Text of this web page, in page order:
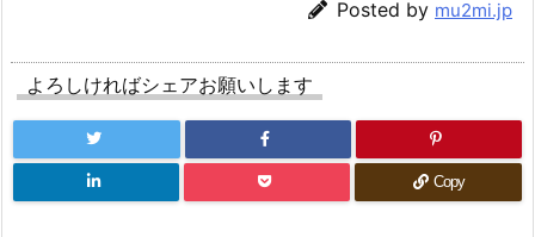
Posted by mu2mi.jp
よろしければシェアお願いします
Copy